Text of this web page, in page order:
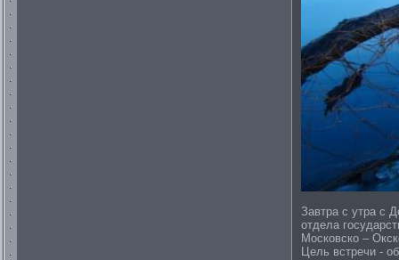
Завтра с утра с
отдела
Московско –
Цель встречи -